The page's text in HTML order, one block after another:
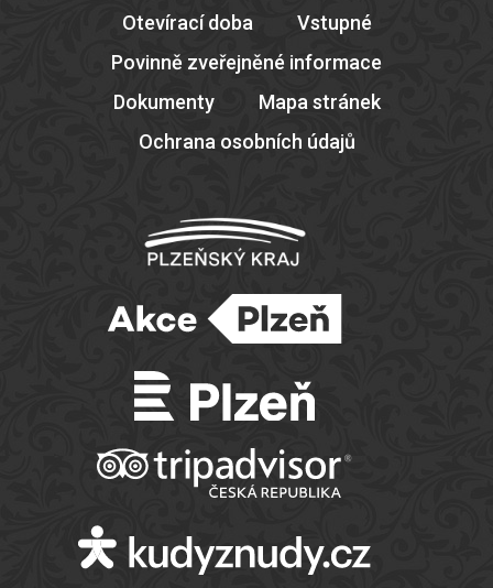
Otevírací doba
Vstupné
Povinně zveřejněné informace
Dokumenty
Mapa stránek
Ochrana osobních údajů